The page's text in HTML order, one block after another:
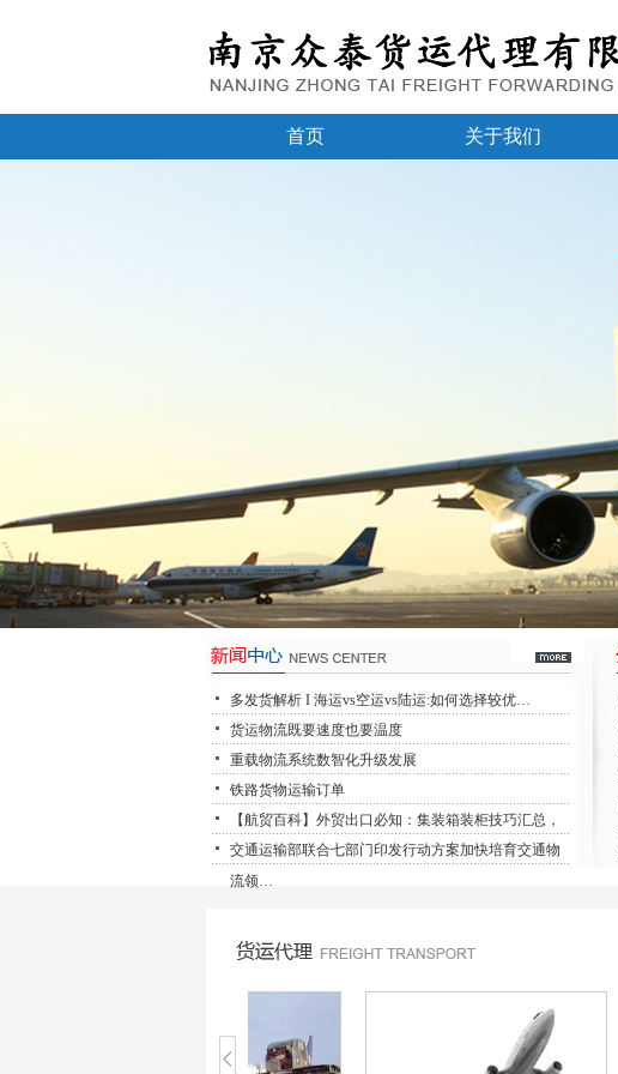
首页 关于我们
多发货解析 I 海运vs空运vs陆运:如何选择较优…
货运物流既要速度也要温度
重载物流系统数智化升级发展
铁路货物运输订单
【航贸百科】外贸出口必知：集装箱装柜技巧汇总，
建议…
交通运输部联合七部门印发行动方案加快培育交通物
流领…